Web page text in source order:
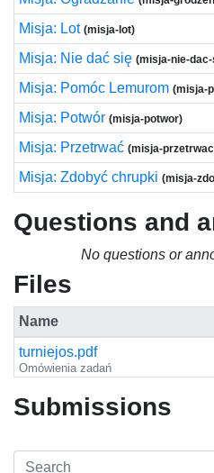
Misja: Lot (misja-lot)
Misja: Nie dać się (misja-nie-
Misja: Pomóc Lemurom (misja-
Misja: Potwór (misja-potwor)
Misja: Przetrwać (misja-
Misja: Zdobyć chrupki (misja-
Questions and
No questions or
Files
Name
turniejos.pdf
Omówienia zadań
Submissions